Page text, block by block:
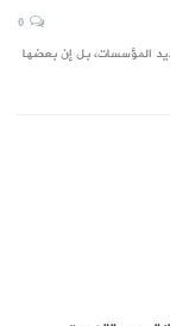
المؤسسات، بل إن بعضها